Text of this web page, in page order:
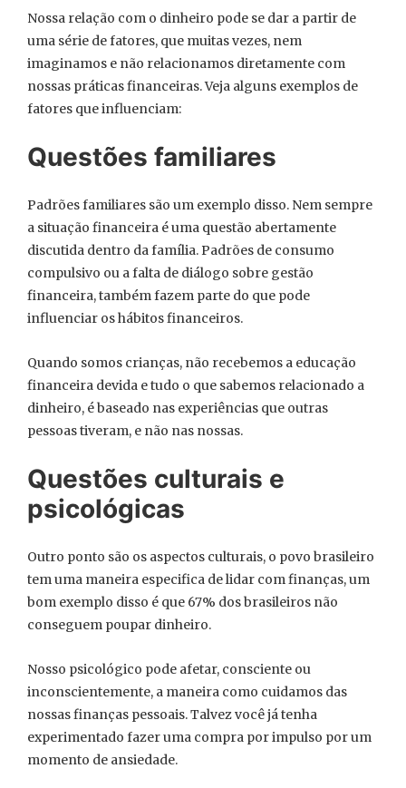
Nossa relação com o dinheiro pode se dar a partir de
uma série de fatores, que muitas vezes, nem
imaginamos e não relacionamos diretamente com
nossas práticas financeiras. Veja alguns exemplos de
fatores que influenciam:
Questões familiares
Padrões familiares são um exemplo disso. Nem sempre
a situação financeira é uma questão abertamente
discutida dentro da família. Padrões de consumo
compulsivo ou a falta de diálogo sobre gestão
financeira, também fazem parte do que pode
influenciar os hábitos financeiros.
Quando somos crianças, não recebemos a educação
financeira devida e tudo o que sabemos relacionado a
dinheiro, é baseado nas experiências que outras
pessoas tiveram, e não nas nossas.
Questões culturais e
psicológicas
Outro ponto são os aspectos culturais, o povo brasileiro
tem uma maneira especifica de lidar com finanças, um
bom exemplo disso é que 67% dos brasileiros não
conseguem poupar dinheiro.
Nosso psicológico pode afetar, consciente ou
inconscientemente, a maneira como cuidamos das
nossas finanças pessoais. Talvez você já tenha
experimentado fazer uma compra por impulso por um
momento de ansiedade.